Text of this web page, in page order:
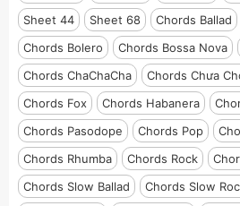
Sheet 44
Sheet 68 Chords Ballad
Chords Bolero
Chords Bossa Nova
Chords ChaChaCha
Chords Chưa
Chords Fox
Chords Habanera
Chords Pasodope
Chords Pop
Chords Rhumba
Chords Rock
Chords Slow Ballad
Chords Slow